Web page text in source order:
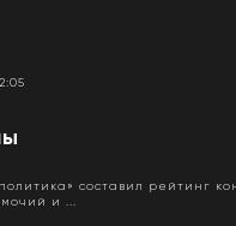
составил рейтинг
и ...